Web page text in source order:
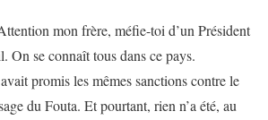
mon frère, méfie-toi d’un Président
On se connaît tous dans ce pays.
promis les mêmes sanctions contre le
du Fouta. Et pourtant, rien n’a été, au